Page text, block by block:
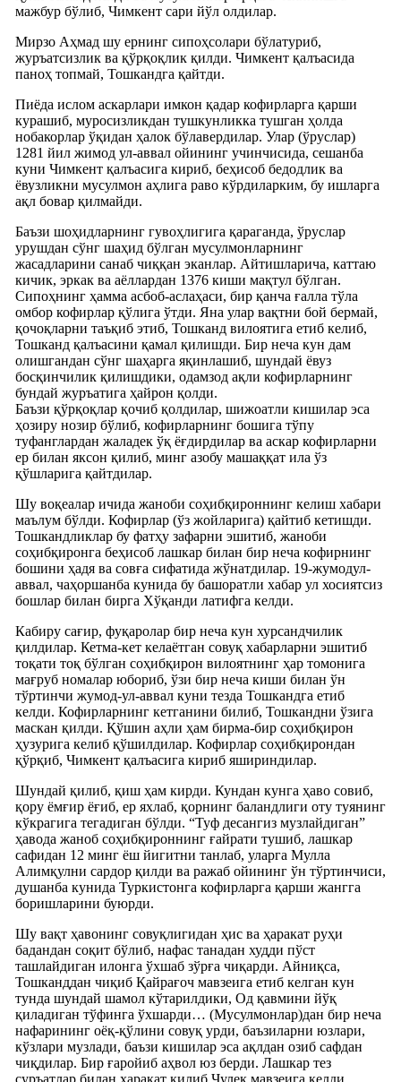
мажбур бўлиб, Чимкент сари йўл олдилар.
Мирзо Аҳмад шу ернинг сипоҳсолари бўлатуриб,
журъатсизлик ва қўрқоқлик қилди. Чимкент қалъасида
паноҳ топмай, Тошкандга қайтди.
Пиёда ислом аскарлари имкон қадар кофирларга қарши
курашиб, муросизликдан тушкунликка тушган ҳолда
нобакорлар ўқидан ҳалок бўлавердилар. Улар (ўруслар)
1281 йил жимод ул-аввал ойининг учинчисида, сешанба
куни Чимкент қалъасига кириб, беҳисоб бедодлик ва
ёвузликни мусулмон аҳлига раво кўрдиларким, бу ишларга
ақл бовар қилмайди.
Баъзи шоҳидларнинг гувоҳлигига қараганда, ўруслар
урушдан сўнг шаҳид бўлган мусулмонларнинг
жасадларини санаб чиққан эканлар. Айтишларича, каттаю
кичик, эркак ва аёллардан 1376 киши мақтул бўлган.
Сипоҳнинг ҳамма асбоб-аслаҳаси, бир қанча ғалла тўла
омбор кофирлар қўлига ўтди. Яна улар вақтни бой бермай,
қочоқларни таъқиб этиб, Тошканд вилоятига етиб келиб,
Тошканд қалъасини қамал қилишди. Бир неча кун дам
олишгандан сўнг шаҳарга яқинлашиб, шундай ёвуз
босқинчилик қилишдики, одамзод ақли кофирларнинг
бундай журъатига ҳайрон қолди.
Баъзи қўрқоқлар қочиб қолдилар, шижоатли кишилар эса
ҳозиру нозир бўлиб, кофирларнинг бошига тўпу
туфанглардан жаладек ўқ ёғдирдилар ва аскар кофирларни
ер билан яксон қилиб, минг азобу машаққат ила ўз
қўшларига қайтдилар.
Шу воқеалар ичида жаноби соҳибқироннинг келиш хабари
маълум бўлди. Кофирлар (ўз жойларига) қайтиб кетишди.
Тошкандликлар бу фатҳу зафарни эшитиб, жаноби
соҳибқиронга беҳисоб лашкар билан бир неча кофирнинг
бошини ҳадя ва совға сифатида жўнатдилар. 19-жумодул-
аввал, чаҳоршанба кунида бу башоратли хабар ул хосиятсиз
бошлар билан бирга Хўқанди латифга келди.
Кабиру сағир, фуқаролар бир неча кун хурсандчилик
қилдилар. Кетма-кет келаётган совуқ хабарларни эшитиб
тоқати тоқ бўлган соҳибқирон вилоятнинг ҳар томонига
мағруб номалар юбориб, ўзи бир неча киши билан ўн
тўртинчи жумод-ул-аввал куни тезда Тошкандга етиб
келди. Кофирларнинг кетганини билиб, Тошкандни ўзига
маскан қилди. Қўшин аҳли ҳам бирма-бир соҳибқирон
ҳузурига келиб қўшилдилар. Кофирлар соҳибқирондан
қўрқиб, Чимкент қалъасига кириб яшириндилар.
Шундай қилиб, қиш ҳам кирди. Кундан кунга ҳаво совиб,
қору ёмғир ёғиб, ер яхлаб, қорнинг баландлиги оту туянинг
кўкрагига тегадиган бўлди. “Туф десангиз музлайдиган”
ҳавода жаноб соҳибқироннинг ғайрати тушиб, лашкар
сафидан 12 минг ёш йигитни танлаб, уларга Мулла
Алимқулни сардор қилди ва ражаб ойининг ўн тўртинчиси,
душанба кунида Туркистонга кофирларга қарши жангга
боришларини буюрди.
Шу вақт ҳавонинг совуқлигидан ҳис ва ҳаракат руҳи
бадандан соқит бўлиб, нафас танадан худди пўст
ташлайдиган илонга ўхшаб зўрға чиқарди. Айниқса,
Тошканддан чиқиб Қайрағоч мавзеига етиб келган кун
тунда шундай шамол кўтарилдики, Од қавмини йўқ
қиладиган тўфинга ўхшарди… (Мусулмонлар)дан бир неча
нафарининг оёқ-қўлини совуқ урди, баъзиларни юзлари,
кўзлари музлади, баъзи кишилар эса ақлдан озиб сафдан
чиқдилар. Бир ғаройиб аҳвол юз берди. Лашкар тез
суръатлар билан ҳаракат қилиб Чулек мавзеига келди.